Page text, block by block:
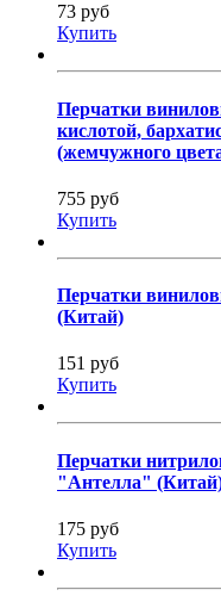
73 руб
Купить
Перчатки
кислотой,
(жемчужного
755 руб
Купить
Перчатки
(Китай)
151 руб
Купить
Перчатки
"Антелла"
175 руб
Купить